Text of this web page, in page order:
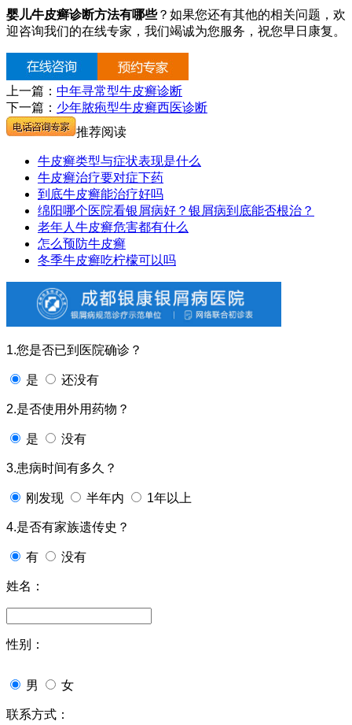
婴儿牛皮癣诊断方法有哪些？如果您还有其他的相关问题，欢
迎咨询我们的在线专家，我们竭诚为您服务，祝您早日康复。
上一篇： 中年寻常型牛皮癣诊断
下一篇： 少年脓疱型牛皮癣西医诊断
推荐阅读
牛皮癣类型与症状表现是什么
牛皮癣治疗要对症下药
到底牛皮癣能治疗好吗
绵阳哪个医院看银屑病好？银屑病到底能否根治？
老年人牛皮癣危害都有什么
怎么预防牛皮癣
冬季牛皮癣吃柠檬可以吗
1.您是否已到医院确诊？
是 还没有
2.是否使用外用药物？
是 没有
3.患病时间有多久？
刚发现 半年内 1年以上
4.是否有家族遗传史？
有 没有
姓名：
性别：
男 女
联系方式：